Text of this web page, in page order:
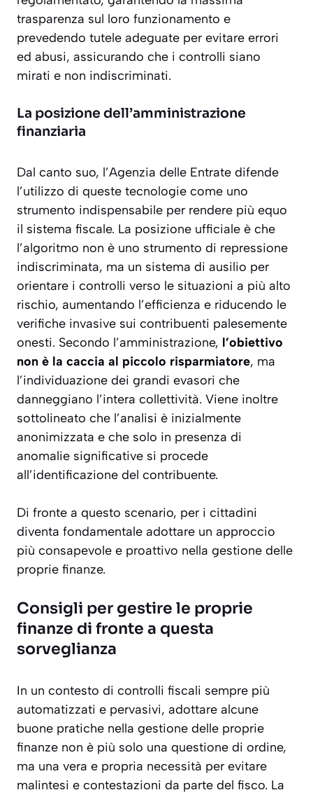
trasparenza sul loro funzionamento e
prevedendo tutele adeguate per evitare errori
ed abusi, assicurando che i controlli siano
mirati e non indiscriminati.
La posizione dell’amministrazione
finanziaria
Dal canto suo, l’Agenzia delle Entrate difende
l’utilizzo di queste tecnologie come uno
strumento indispensabile per rendere più equo
il sistema fiscale. La posizione ufficiale è che
l’algoritmo non è uno strumento di repressione
indiscriminata, ma un sistema di ausilio per
orientare i controlli verso le situazioni a più alto
rischio, aumentando l’efficienza e riducendo le
verifiche invasive sui contribuenti palesemente
onesti. Secondo l’amministrazione, l’obiettivo
non è la caccia al piccolo risparmiatore, ma
l’individuazione dei grandi evasori che
danneggiano l’intera collettività. Viene inoltre
sottolineato che l’analisi è inizialmente
anonimizzata e che solo in presenza di
anomalie significative si procede
all’identificazione del contribuente.
Di fronte a questo scenario, per i cittadini
diventa fondamentale adottare un approccio
più consapevole e proattivo nella gestione delle
proprie finanze.
Consigli per gestire le proprie
finanze di fronte a questa
sorveglianza
In un contesto di controlli fiscali sempre più
automatizzati e pervasivi, adottare alcune
buone pratiche nella gestione delle proprie
finanze non è più solo una questione di ordine,
ma una vera e propria necessità per evitare
malintesi e contestazioni da parte del fisco. La